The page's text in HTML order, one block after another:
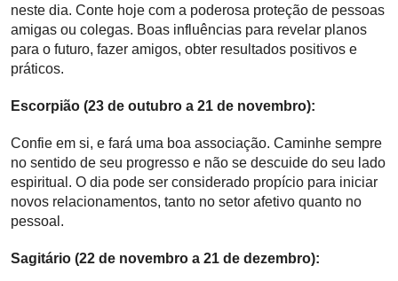
neste dia. Conte hoje com a poderosa proteção de pessoas
amigas ou colegas. Boas influências para revelar planos
para o futuro, fazer amigos, obter resultados positivos e
práticos.
Escorpião (23 de outubro a 21 de novembro):
Confie em si, e fará uma boa associação. Caminhe sempre
no sentido de seu progresso e não se descuide do seu lado
espiritual. O dia pode ser considerado propício para iniciar
novos relacionamentos, tanto no setor afetivo quanto no
pessoal.
Sagitário (22 de novembro a 21 de dezembro):